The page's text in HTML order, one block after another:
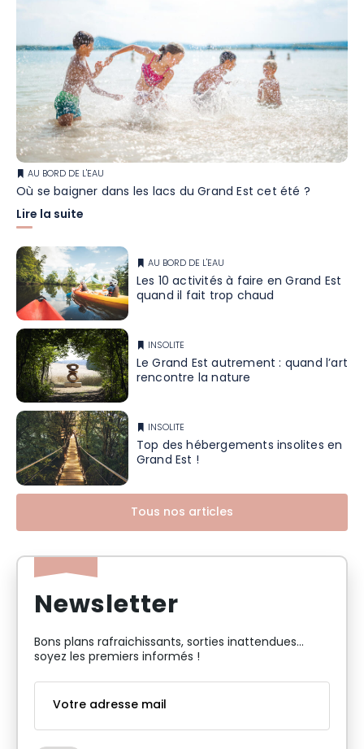
AU BORD DE L'EAU
Où se baigner dans les lacs du Grand Est cet été ?
Lire la suite
AU BORD DE L'EAU
Les 10 activités à faire en Grand Est
quand il fait trop chaud
INSOLITE
Le Grand Est autrement : quand l’art
rencontre la nature
INSOLITE
Top des hébergements insolites en
Grand Est !
Tous nos articles
Newsletter
Bons plans rafraichissants, sorties inattendues…
soyez les premiers informés !